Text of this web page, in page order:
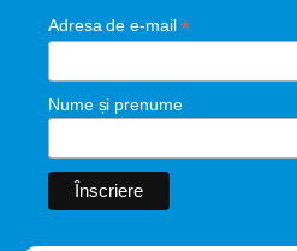
Adresa de e-mail*
Nume și prenume